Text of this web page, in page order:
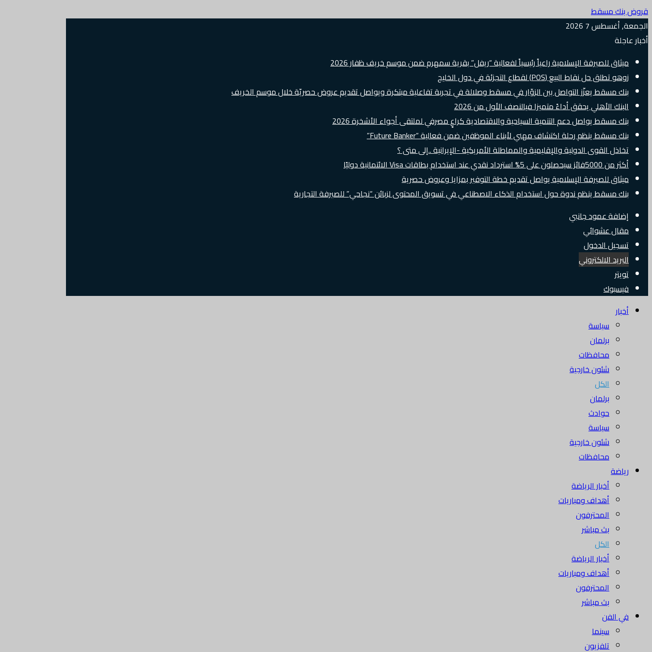
قروض بنك مسقط
الجمعة, أغسطس 7 2026
أخبار عاجلة
ميثاق للصيرفة الإسلامية راعياً رئيسياً لفعالية “ريفل” بقرية سمهرم ضمن موسم خريف ظفار 2026
زوهو تطلق حل نقاط البيع (POS) لقطاع التجزئة في دول الخليج
بنك مسقط يعزّز التواصل بين الزوّار في مسقط وصلالة في تجربة تفاعلية مبتكرة ويواصل تقديم عروض حصريّة خلال موسم الخريف
البنك الأهلي يحقق أداءً متميزا فيالنصف الأول من 2026
بنك مسقط يواصل دعم التنمية السياحية والاقتصادية كراعٍ مصرفي لملتقى أجواء الأشخرة 2026
بنك مسقط ينظم رحلة اكتشاف مهني لأبناء الموظفين ضمن فعالية “Future Banker”
تخاذل القوى الدولية والإقليمية والمماطلة الأمريكية -الإيرانية ..إلى متى ؟
أكثر من 5000فائز سيحصلون على 5% استرداد نقدي عند استخدام بطاقات Visa الائتمانية دوليًا
ميثاق للصيرفة الإسلامية يواصل تقديم خطة التوفير بمزايا وعروض حصرية
بنك مسقط ينظم ندوة حول استخدام الذكاء الاصطناعي في تسويق المحتوى لزبائن “نجاحي” للصيرفة التجارية
إضافة عمود جانبي
مقال عشوائي
تسجيل الدخول
البريد الالكتروني
تويتر
فيسبوك
أخبار
سياسة
برلمان
محافظات
شئون خارجية
الكل
برلمان
حوادث
سياسة
شئون خارجية
محافظات
رياضة
أخبار الرياضة
أهداف ومباريات
المحترفون
بث مباشر
الكل
أخبار الرياضة
أهداف ومباريات
المحترفون
بث مباشر
في الفن
سينما
تلفزيون